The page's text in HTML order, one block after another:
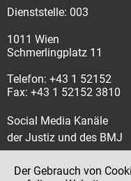
Dienststelle: 003
1011 Wien
Schmerlingplatz 11
Telefon: +43 1 52152
Fax: +43 1 52152 3810
Social Media Kanäle
der Justiz und des BMJ
Der Gebrauch von